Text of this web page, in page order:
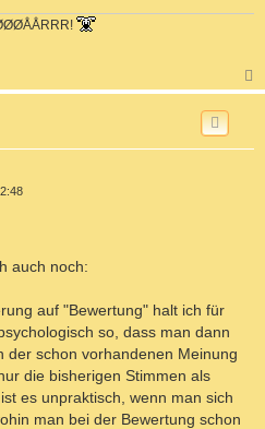
a
auch noch:
auf "Bewertung" halt ich für
so, dass man dann
der schon vorhandenen Meinung
die bisherigen Stimmen als
es unpraktisch, wenn man sich
man bei der Bewertung schon